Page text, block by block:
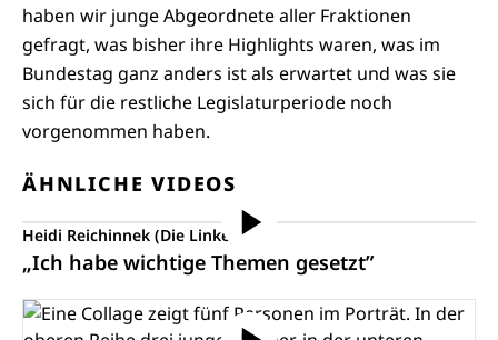
haben wir junge Abgeordnete aller Fraktionen
gefragt, was bisher ihre Highlights waren, was im
Bundestag ganz anders ist als erwartet und was sie
sich für die restliche Legislaturperiode noch
vorgenommen haben.
ÄHNLICHE VIDEOS
Heidi Reichinnek (Die Linke)
„Ich habe wichtige Themen gesetzt”